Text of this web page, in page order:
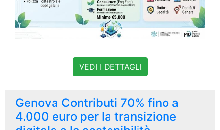
VEDI I DETTAGLI
Genova Contributi 70% fino a
4.000 euro per la transizione